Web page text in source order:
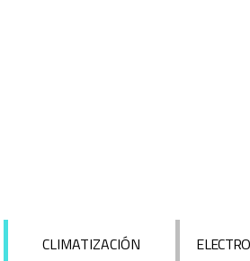
CLIMATIZACIÓN